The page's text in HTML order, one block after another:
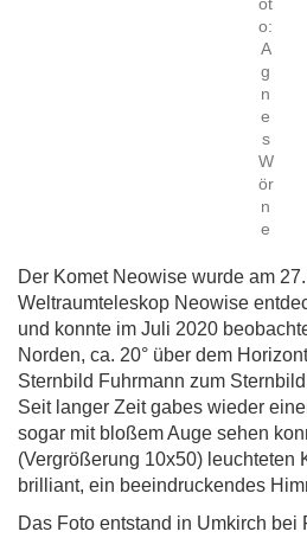
ot
o:
A
g
n
e
s
W
ör
n
e
Der Komet Neowise wurde am
Weltraumteleskop Neowise
und konnte im Juli 2020
Norden, ca. 20° über dem
Sternbild Fuhrmann zum
Seit langer Zeit gabes wieder
sogar mit bloßem Auge sehen
(Vergrößerung 10x50) leuchteten
brilliant, ein beeindruckendes
Das Foto entstand in Umkirch bei